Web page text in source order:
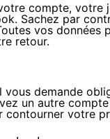
compte, votre
Sachez par
vos données
retour.
vous demande
un autre
contourner votre